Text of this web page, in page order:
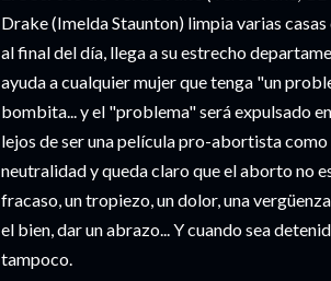
Drake (Imelda Staunton) limpia varias casas
al final del día, llega a su estrecho
ayuda a cualquier mujer que tenga "un
bombita... y el "problema" será expulsado
lejos de ser una película pro-abortista
neutralidad y queda claro que el aborto no
fracaso, un tropiezo, un dolor, una
el bien, dar un abrazo... Y cuando sea
tampoco.